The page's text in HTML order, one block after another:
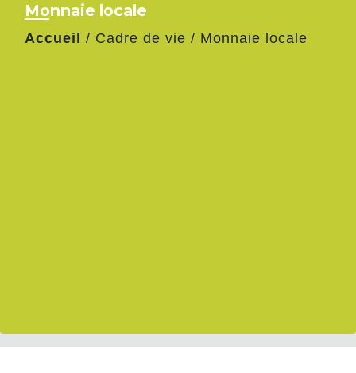
Monnaie locale
Accueil / Cadre de vie / Monnaie locale